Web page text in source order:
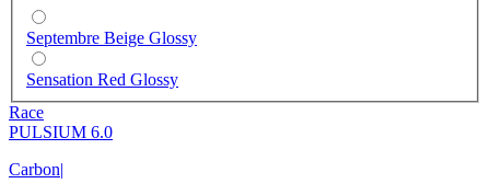
Septembre Beige Glossy
Sensation Red Glossy
Race
PULSIUM 6.0
Carbon|